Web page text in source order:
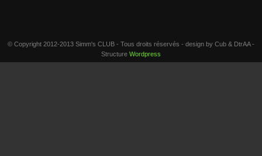
© Copyright 2012-2013 Simm's CLUB - Tous droits réservés - design by Cub & DtrAA -
Structure Wordpress